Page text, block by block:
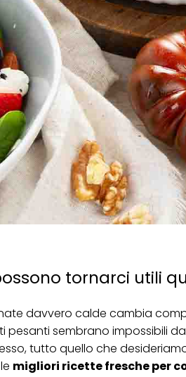
tornarci utili
davvero calde cambia
pesanti sembrano impossibili
tutto quello che
migliori ricette fresche per